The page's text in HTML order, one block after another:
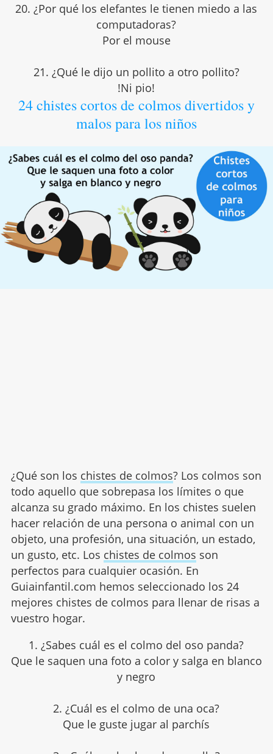
20. ¿Por qué los elefantes le tienen miedo a las
computadoras?
Por el mouse
21. ¿Qué le dijo un pollito a otro pollito?
!Ni pio!
24 chistes cortos de colmos divertidos y
malos para los niños
¿Qué son los chistes de colmos? Los colmos son
todo aquello que sobrepasa los límites o que
alcanza su grado máximo. En los chistes suelen
hacer relación de una persona o animal con un
objeto, una profesión, una situación, un estado,
un gusto, etc. Los chistes de colmos son
perfectos para cualquier ocasión. En
Guiainfantil.com hemos seleccionado los 24
mejores chistes de colmos para llenar de risas a
vuestro hogar.
1. ¿Sabes cuál es el colmo del oso panda?
Que le saquen una foto a color y salga en blanco
y negro
2. ¿Cuál es el colmo de una oca?
Que le guste jugar al parchís